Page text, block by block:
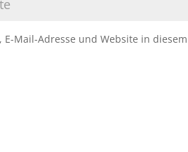
E-Mail-Adresse und Website in